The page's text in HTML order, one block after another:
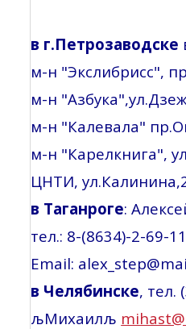
в г.Петрозаводске
м-н "Экслибрисс", пр
м-н "Азбука",ул.Д
м-н "Калевала" пр.О
м-н "Карелкнига",ул
ЦНТИ, ул.К
в Таганроге:
тел.: 8-(8634)-2-69-11
Email:
в Челябинске, тел.
љМихаилљ